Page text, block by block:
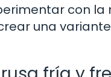
con
una